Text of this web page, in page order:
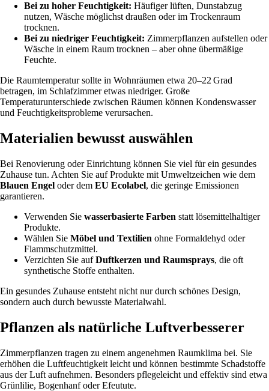
Bei zu hoher Feuchtigkeit: Häufiger lüften, Dunstabzug
nutzen, Wäsche möglichst draußen oder im Trockenraum
trocknen.
Bei zu niedriger Feuchtigkeit: Zimmerpflanzen aufstellen oder
Wäsche in einem Raum trocknen – aber ohne übermäßige
Feuchte.
Die Raumtemperatur sollte in Wohnräumen etwa 20–22 Grad
betragen, im Schlafzimmer etwas niedriger. Große
Temperaturunterschiede zwischen Räumen können Kondenswasser
und Feuchtigkeitsprobleme verursachen.
Materialien bewusst auswählen
Bei Renovierung oder Einrichtung können Sie viel für ein gesundes
Zuhause tun. Achten Sie auf Produkte mit Umweltzeichen wie dem
Blauen Engel oder dem EU Ecolabel, die geringe Emissionen
garantieren.
Verwenden Sie wasserbasierte Farben statt lösemittelhaltiger
Produkte.
Wählen Sie Möbel und Textilien ohne Formaldehyd oder
Flammschutzmittel.
Verzichten Sie aufDuftkerzen und Raumsprays, die oft
synthetische Stoffe enthalten.
Ein gesundes Zuhause entsteht nicht nur durch schönes Design,
sondern auch durch bewusste Materialwahl.
Pflanzen als natürliche Luftverbesserer
Zimmerpflanzen tragen zu einem angenehmen Raumklima bei. Sie
erhöhen die Luftfeuchtigkeit leicht und können bestimmte Schadstoffe
aus der Luft aufnehmen. Besonders pflegeleicht und effektiv sind etwa
Grünlilie, Bogenhanf oder Efeutute.